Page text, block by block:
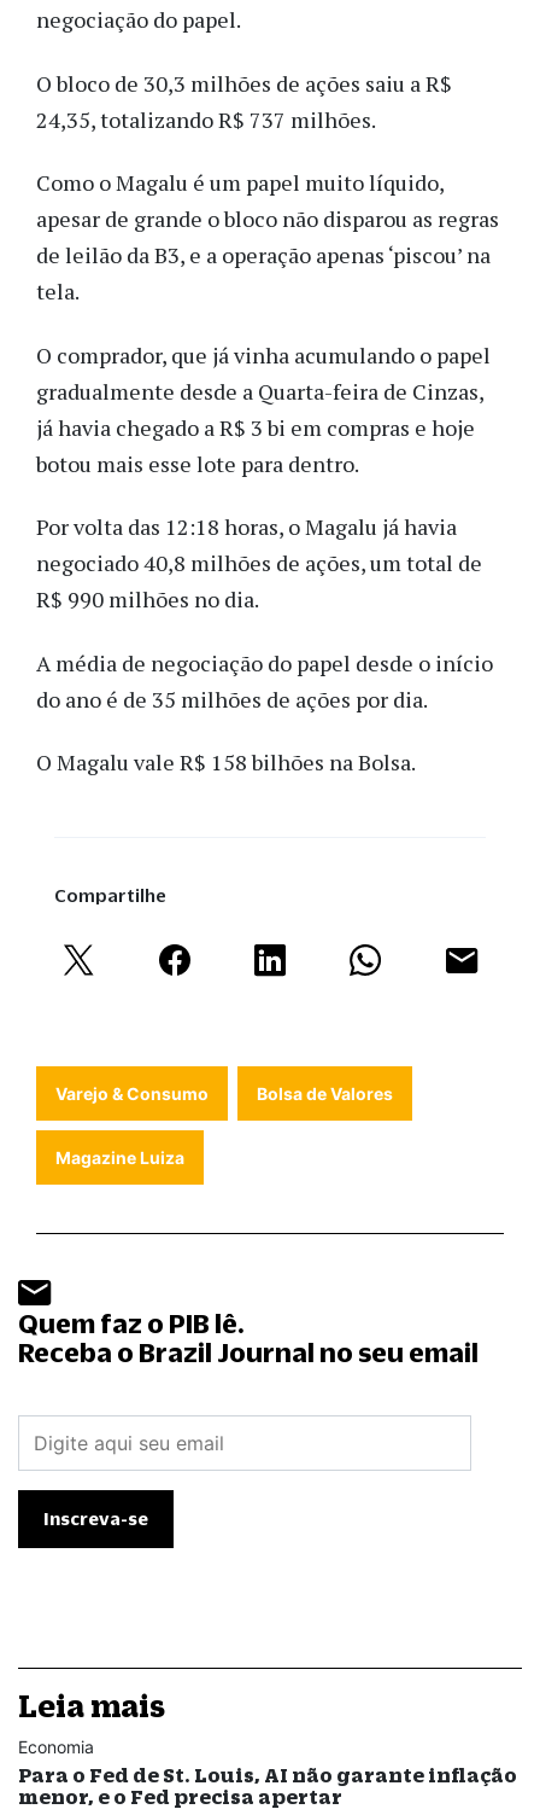
negociação do papel.
O bloco de 30,3 milhões de ações saiu a R$
24,35, totalizando R$ 737 milhões.
Como o Magalu é um papel muito líquido,
apesar de grande o bloco não disparou as regras
de leilão da B3, e a operação apenas ‘piscou’ na
tela.
O comprador, que já vinha acumulando o papel
gradualmente desde a Quarta-feira de Cinzas,
já havia chegado a R$ 3 bi em compras e hoje
botou mais esse lote para dentro.
Por volta das 12:18 horas, o Magalu já havia
negociado 40,8 milhões de ações, um total de
R$ 990 milhões no dia.
A média de negociação do papel desde o início
do ano é de 35 milhões de ações por dia.
O Magalu vale R$ 158 bilhões na Bolsa.
Compartilhe
Varejo & Consumo Bolsa de Valores
Magazine Luiza
Quem faz o PIB lê.
Receba o Brazil Journal no seu email
Leia mais
Economia
Para o Fed de St. Louis, AI não garante inflação
menor, e o Fed precisa apertar